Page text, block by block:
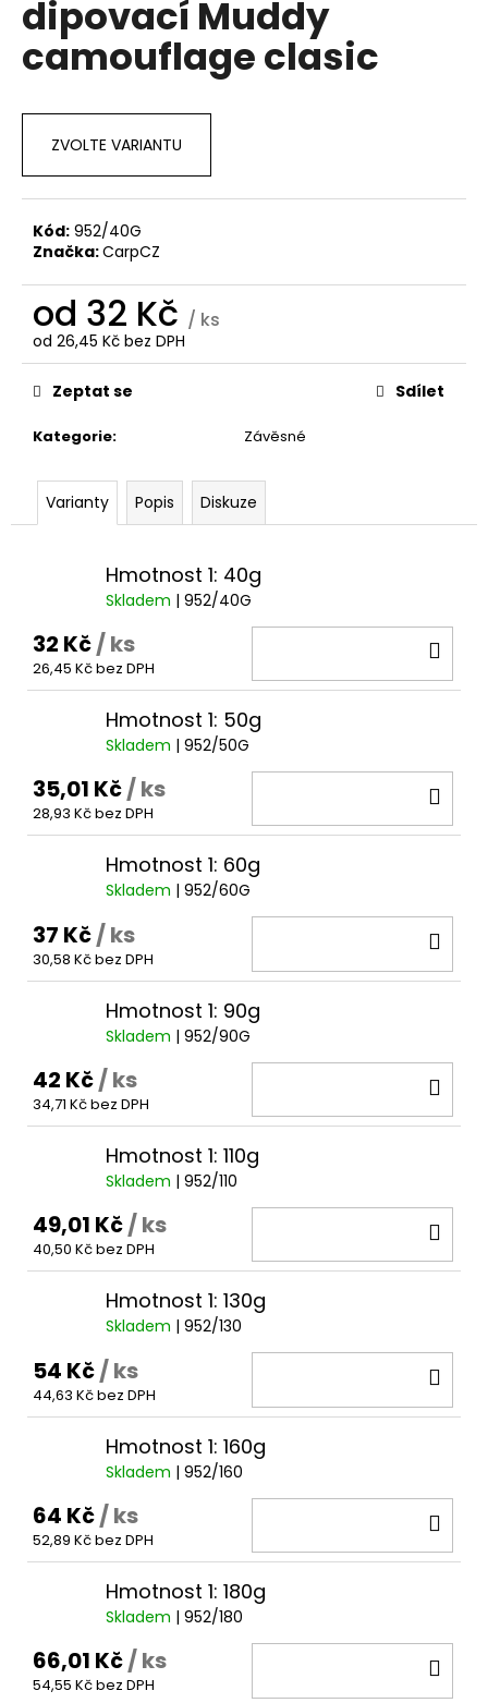
dipovací Muddy
camouflage clasic
ZVOLTE VARIANTU
Kód: 952/40G
Značka:CarpCZ
od 32 Kč / ks
od 26,45 Kč bez DPH
Měrná
cena:
Kategorie: Závěsné
Zeptat se Sdílet
Varianty Popis Diskuze
Hmotnost 1: 40g
Skladem | 952/40G
32 Kč/ ks
26,45 Kč bez DPH
Hmotnost 1: 50g
Skladem | 952/50G
35,01 Kč/ ks
28,93 Kč bez DPH
Hmotnost 1: 60g
Skladem | 952/60G
37 Kč/ ks
30,58 Kč bez DPH
Hmotnost 1: 90g
Skladem | 952/90G
42 Kč/ ks
34,71 Kč bez DPH
Hmotnost 1: 110g
Skladem | 952/110
49,01 Kč/ ks
40,50 Kč bez DPH
Hmotnost 1: 130g
Skladem | 952/130
54 Kč/ ks
44,63 Kč bez DPH
Hmotnost 1: 160g
Skladem | 952/160
64 Kč/ ks
52,89 Kč bez DPH
Hmotnost 1: 180g
Skladem | 952/180
66,01 Kč/ ks
54,55 Kč bez DPH
a
j
t
D
o
p